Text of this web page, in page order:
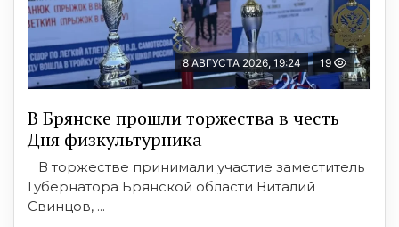
8 АВГУСТА 2026, 19:24 19
В Брянске прошли торжества в честь
Дня физкультурника
В торжестве принимали участие заместитель
Губернатора Брянской области Виталий
Свинцов, ...